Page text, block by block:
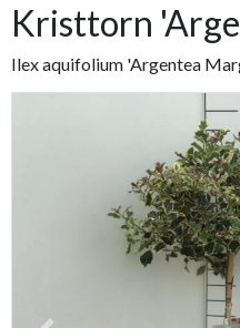
Kristtorn
Ilex aquifolium 'Argentea